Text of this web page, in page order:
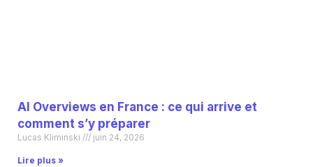
AI Overviews en France : ce qui arrive et
comment s’y préparer
Lucas Kliminski juin 24, 2026
Lire plus »